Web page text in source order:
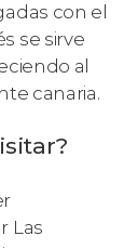
con el
se sirve
al
canaria.
Las